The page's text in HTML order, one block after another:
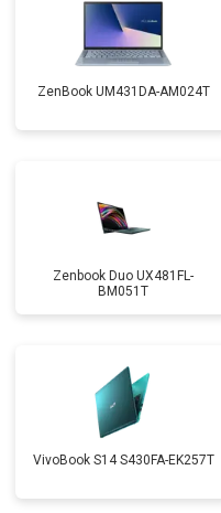
ZenBook UM431DA-AM024T
Zenbook Duo UX481FL-
BM051T
VivoBook S14 S430FA-EK257T